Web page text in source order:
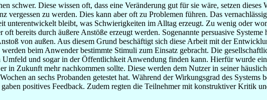
schwer. Diese wissen oft, dass eine Veränderung gut für sie wäre, setzen dieses
vergessen zu werden. Dies kann aber oft zu Problemen führen. Das
unterentwickelt bleibt, was Schwierigkeiten im Alltag erzeugt. Zu wenig oder
bereits durch äußere Anstöße erzeugt werden. Sogenannte persuasive
von außen. Aus diesem Grund beschäftigt sich diese Arbeit mit der
beim Anwender bestimmte Stimuli zum Einsatz gebracht. Die
Umfeld und sogar in der Öffentlichkeit Anwendung finden kann. Hierfür wurde
in Zukunft mehr nachkommen sollte. Diese werden dem Nutzer in seiner
an sechs Probanden getestet hat. Während der Wirkungsgrad des Systems
positives Feedback. Zudem regten die Teilnehmer mit konstruktiver Kritik